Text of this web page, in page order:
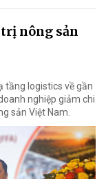
nông sản
tầng logistics về gần
nghiệp giảm chi
sản Việt Nam.